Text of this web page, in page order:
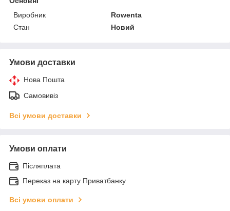
Виробник
Rowenta
Стан
Новий
Умови доставки
Нова Пошта
Самовивіз
Всі умови доставки
Умови оплати
Післяплата
Переказ на карту Приватбанку
Всі умови оплати